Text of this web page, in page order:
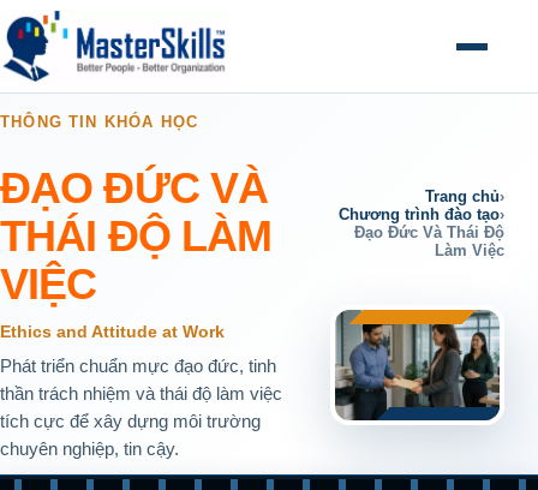
Mở menu
Trang chủ›
Chương trình đào tạo›
Đạo Đức Và Thái Độ
Làm Việc
THÔNG TIN KHÓA HỌC
ĐẠO ĐỨC VÀ
THÁI ĐỘ LÀM
VIỆC
Ethics and Attitude at Work
Phát triển chuẩn mực đạo đức, tinh
thần trách nhiệm và thái độ làm việc
tích cực để xây dựng môi trường
chuyên nghiệp, tin cậy.